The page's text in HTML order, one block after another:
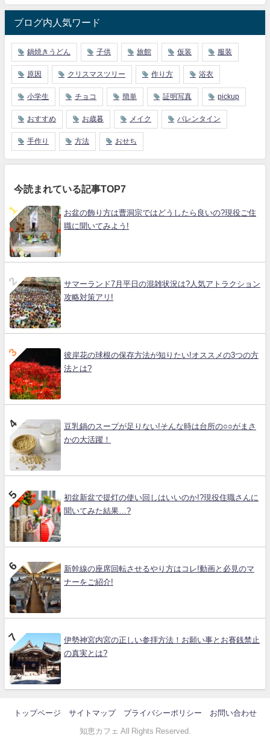
ブログ内人気ワード
鍋焼きうどん 子供 旅館 仮装 服装
原因 クリスマスツリー 作り方 浴衣
小学生 チョコ 簡単 証明写真 pickup
おすすめ お歳暮 メイク バレンタイン
手作り 方法 おせち
今読まれている記事TOP7
お盆の飾り方は曹洞宗ではどうしたら良いの?現役ご住
職に聞いてみよう!
サマーランド7月平日の混雑状況は?人気アトラクション
攻略対策アリ!
彼岸花の球根の保存方法が知りたい!オススメの3つの方
法とは?
豆乳鍋のスープが足りない!そんな時は台所の○○がまさ
かの大活躍！
初盆新盆で提灯の使い回しはいいのか!?現役住職さんに
聞いてみた結果…?
新幹線の座席回転させるやり方はコレ!動画と必見のマ
ナーをご紹介!
伊勢神宮内宮の正しい参拝方法！お願い事とお賽銭禁止
の真実とは?
トップページ サイトマップ プライバシーポリシー お問い合わせ
知恵カフェ All Rights Reserved.